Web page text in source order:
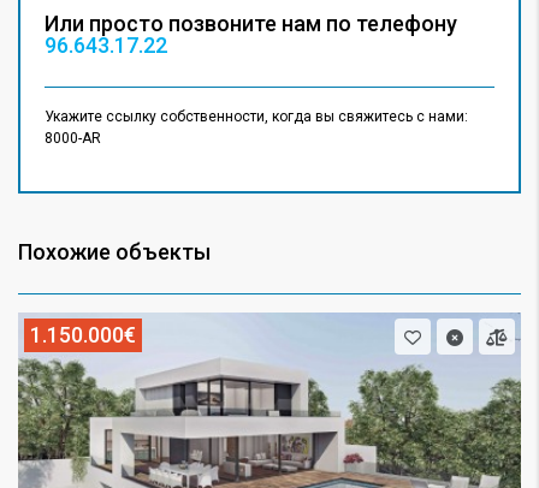
Или просто позвоните нам по телефону
96.643.17.22
Укажите ссылку собственности, когда вы свяжитесь с нами:
8000-AR
Похожие объекты
1.150.000€